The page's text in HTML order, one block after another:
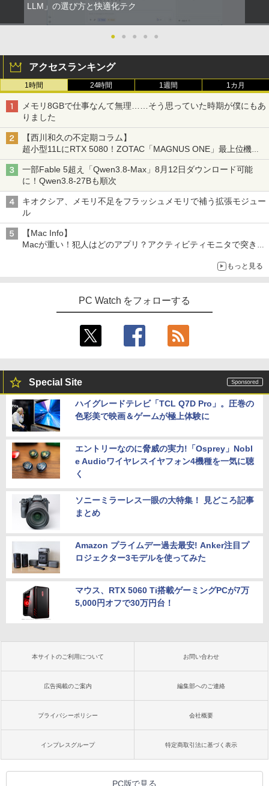
LLM」の選び方と快適化テク
● ● ● ● ●
アクセスランキング
1時間 24時間 1週間 1カ月
メモリ8GBで仕事なんて無理……そう思っていた時期が僕にもあ
りました
【西川和久の不定期コラム】
超小型11LにRTX 5080！ZOTAC「MAGNUS ONE」最上位機の
実力を探る
一部Fable 5超え「Qwen3.8-Max」8月12日ダウンロード可能
に！Qwen3.8-27Bも順次
キオクシア、メモリ不足をフラッシュメモリで補う拡張モジュー
ル
【Mac Info】
Macが重い！犯人はどのアプリ？アクティビティモニタで突き止
もっと見る
PC Watch をフォローする
Special Site
ハイグレードテレビ「TCL Q7D Pro」。圧巻の
色彩美で映画＆ゲームが極上体験に
エントリーなのに脅威の実力!「Osprey」Nobl
e Audioワイヤレスイヤフォン4機種を一気に聴
く
ソニーミラーレス一眼の大特集！ 見どころ記事
まとめ
Amazon プライムデー過去最安! Anker注目プ
ロジェクター3モデルを使ってみた
マウス、RTX 5060 Ti搭載ゲーミングPCが7万
5,000円オフで30万円台！
本サイトのご利用について お問い合わせ
広告掲載のご案内 編集部へのご連絡
プライバシーポリシー 会社概要
インプレスグループ 特定商取引法に基づく表示
PC版で見る